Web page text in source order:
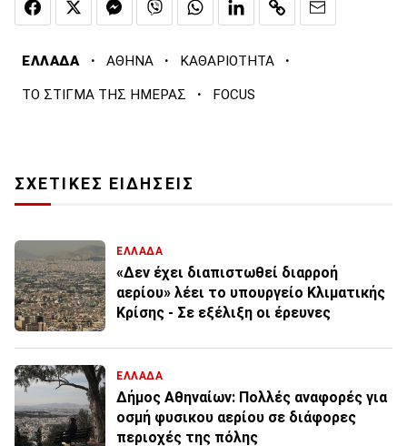
ΕΛΛΑΔΑ · ΑΘΗΝΑ · ΚΑΘΑΡΙΟΤΗΤΑ ·
ΤΟ ΣΤΙΓΜΑ ΤΗΣ ΗΜΕΡΑΣ · FOCUS
ΣΧΕΤΙΚΕΣ ΕΙΔΗΣΕΙΣ
ΕΛΛΑΔΑ
«Δεν έχει διαπιστωθεί διαρροή
αερίου» λέει το υπουργείο Κλιματικής
Κρίσης - Σε εξέλιξη οι έρευνες
ΕΛΛΑΔΑ
Δήμος Αθηναίων: Πολλές αναφορές για
οσμή φυσικου αερίου σε διάφορες
περιοχές της πόλης